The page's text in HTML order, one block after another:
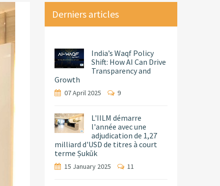
Derniers articles
India’s Waqf Policy
Shift: How AI Can Drive
Transparency and
Growth
07 April 2025 9
L'IILM démarre
l'année avec une
adjudication de 1,27
milliard d'USD de titres à court
terme Ṣukūk
15 January 2025 11